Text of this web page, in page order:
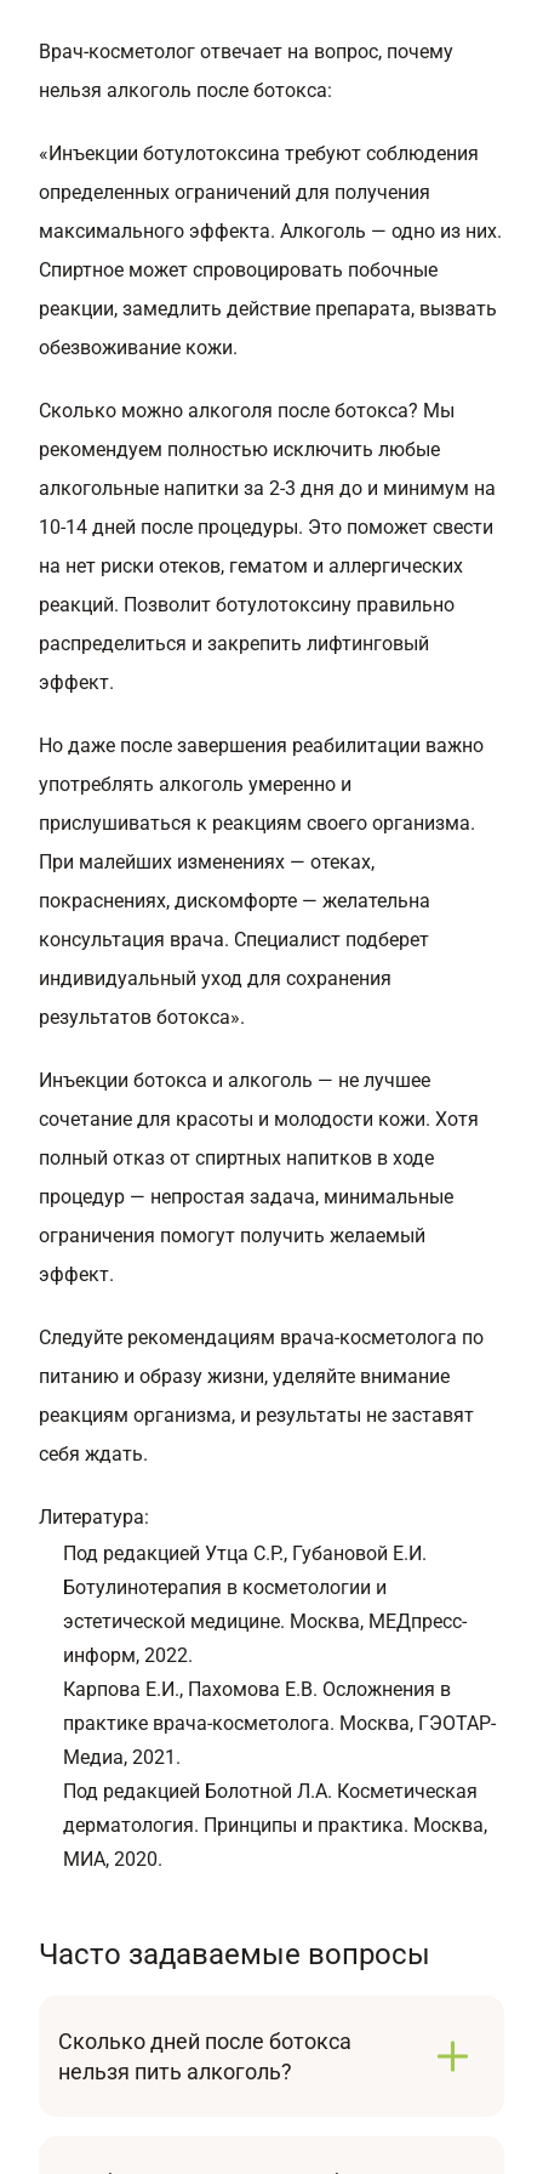
Врач-косметолог отвечает на вопрос, почему
нельзя алкоголь после ботокса:
«Инъекции ботулотоксина требуют соблюдения
определенных ограничений для получения
максимального эффекта. Алкоголь — одно из них.
Спиртное может спровоцировать побочные
реакции, замедлить действие препарата, вызвать
обезвоживание кожи.
Сколько можно алкоголя после ботокса? Мы
рекомендуем полностью исключить любые
алкогольные напитки за 2-3 дня до и минимум на
10-14 дней после процедуры. Это поможет свести
на нет риски отеков, гематом и аллергических
реакций. Позволит ботулотоксину правильно
распределиться и закрепить лифтинговый
эффект.
Но даже после завершения реабилитации важно
употреблять алкоголь умеренно и
прислушиваться к реакциям своего организма.
При малейших изменениях — отеках,
покраснениях, дискомфорте — желательна
консультация врача. Специалист подберет
индивидуальный уход для сохранения
результатов ботокса».
Инъекции ботокса и алкоголь — не лучшее
сочетание для красоты и молодости кожи. Хотя
полный отказ от спиртных напитков в ходе
процедур — непростая задача, минимальные
ограничения помогут получить желаемый
эффект.
Следуйте рекомендациям врача-косметолога по
питанию и образу жизни, уделяйте внимание
реакциям организма, и результаты не заставят
себя ждать.
Литература:
Под редакцией Утца С.Р., Губановой Е.И.
Ботулинотерапия в косметологии и
эстетической медицине. Москва, МЕДпресс-
информ, 2022.
Карпова Е.И., Пахомова Е.В. Осложнения в
практике врача-косметолога. Москва, ГЭОТАР-
Медиа, 2021.
Под редакцией Болотной Л.А. Косметическая
дерматология. Принципы и практика. Москва,
МИА, 2020.
Часто задаваемые вопросы
Сколько дней после ботокса
нельзя пить алкоголь?